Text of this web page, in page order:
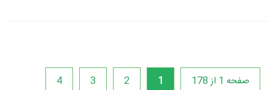
صفحه 1 از 178 1
2
3
4